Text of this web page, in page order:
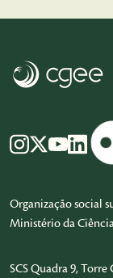
Organização social
Ministério da
SCS Quadra 9, Torre